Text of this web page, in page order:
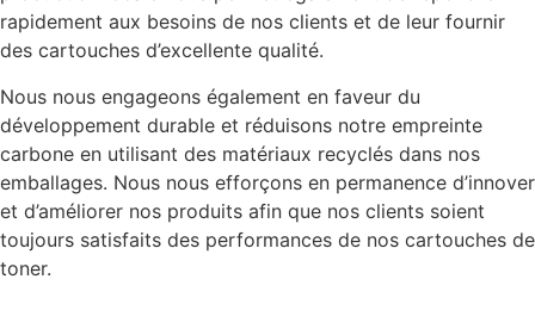
rapidement aux besoins de nos clients et de leur fournir
des cartouches d’excellente qualité.
Nous nous engageons également en faveur du
développement durable et réduisons notre empreinte
carbone en utilisant des matériaux recyclés dans nos
emballages. Nous nous efforçons en permanence d’innover
et d’améliorer nos produits afin que nos clients soient
toujours satisfaits des performances de nos cartouches de
toner.